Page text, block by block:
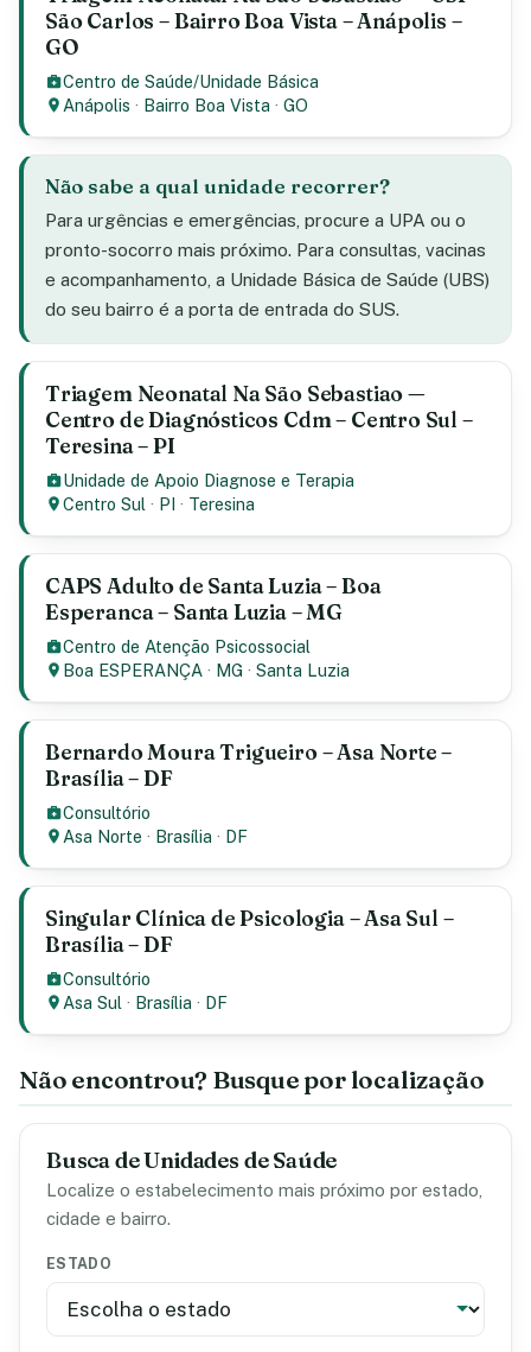
São Carlos – Bairro Boa Vista – Anápolis –
GO
Centro de Saúde/Unidade Básica
Anápolis · Bairro Boa Vista ·GO
Não sabe a qual unidade recorrer?
Para urgências e emergências, procure a UPA ou o
pronto-socorro mais próximo. Para consultas, vacinas
e acompanhamento, a Unidade Básica de Saúde (UBS)
do seu bairro é a porta de entrada do SUS.
Triagem Neonatal Na São Sebastiao —
Centro de Diagnósticos Cdm – Centro Sul –
Teresina – PI
Unidade de Apoio Diagnose e Terapia
Centro Sul · PI · Teresina
CAPS Adulto de Santa Luzia – Boa
Esperanca – Santa Luzia – MG
Centro de Atenção Psicossocial
Boa ESPERANÇA · MG ·Santa Luzia
Bernardo Moura Trigueiro – Asa Norte –
Brasília – DF
Consultório
Asa Norte · Brasília · DF
Singular Clínica de Psicologia – Asa Sul –
Brasília – DF
Consultório
Asa Sul · Brasília · DF
Não encontrou? Busque por localização
Busca de Unidades de Saúde
Localize o estabelecimento mais próximo por estado,
cidade e bairro.
ESTADO